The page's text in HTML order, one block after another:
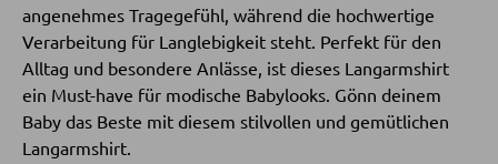
SCHLAFEN
Nachttische
Boxspringbetten
angenehmes Tragegefühl, während die hochwertige
Verarbeitung für Langlebigkeit steht. Perfekt für den
Alltag und besondere Anlässe, ist dieses Langarmshirt
ein Must-have für modische Babylooks. Gönn deinem
Baby das Beste mit diesem stilvollen und gemütlichen
Langarmshirt.